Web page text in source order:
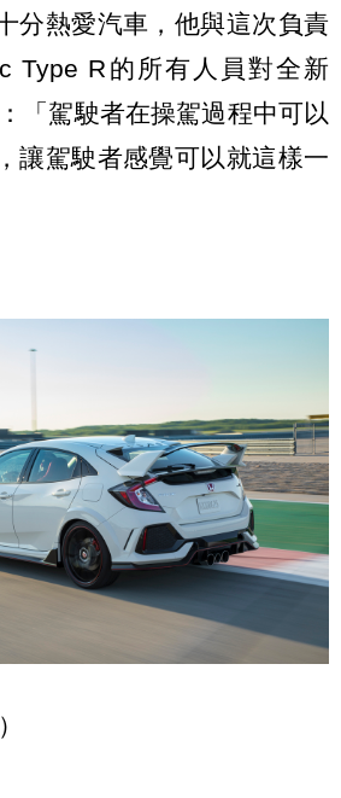
分熱愛汽車，他與這次負責
Type R的所有人員對全新
「駕駛者在操駕過程中可以
讓駕駛者感覺可以就這樣一